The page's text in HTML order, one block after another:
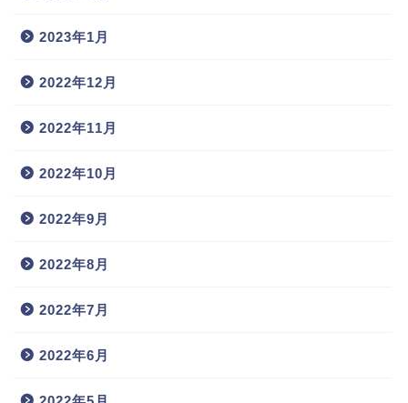
2023年1月
2022年12月
2022年11月
2022年10月
2022年9月
2022年8月
2022年7月
2022年6月